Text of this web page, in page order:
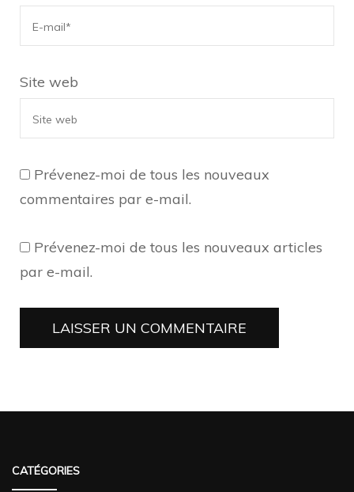
Site web
Prévenez-moi de tous les nouveaux
commentaires par e-mail.
Prévenez-moi de tous les nouveaux articles
par e-mail.
CATÉGORIES